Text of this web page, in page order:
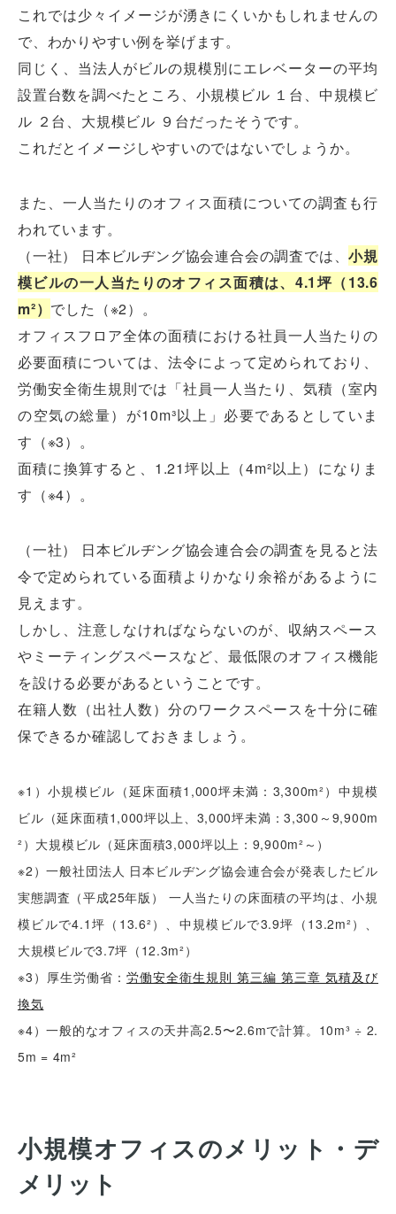
これでは少々イメージが湧きにくいかもしれませんの
で、わかりやすい例を挙げます。
同じく、当法人がビルの規模別にエレベーターの平均
設置台数を調べたところ、小規模ビル １台、中規模ビ
ル ２台、大規模ビル ９台だったそうです。
これだとイメージしやすいのではないでしょうか。
また、一人当たりのオフィス面積についての調査も行
われています。
（一社） 日本ビルヂング協会連合会の調査では、小規
模ビルの一人当たりのオフィス面積は、4.1坪（13.6
m²） でした（※2）。
オフィスフロア全体の面積における社員一人当たりの
必要面積については、法令によって定められており、
労働安全衛生規則では「社員一人当たり、気積（室内
の空気の総量）が10m³以上」必要であるとしていま
す（※3）。
面積に換算すると、1.21坪以上（4m²以上）になりま
す（※4）。
（一社） 日本ビルヂング協会連合会の調査を見ると法
令で定められている面積よりかなり余裕があるように
見えます。
しかし、注意しなければならないのが、収納スペース
やミーティングスペースなど、最低限のオフィス機能
を設ける必要があるということです。
在籍人数（出社人数）分のワークスペースを十分に確
保できるか確認しておきましょう。
※1）小規模ビル（延床面積1,000坪未満：3,300m²）中規模
ビル（延床面積1,000坪以上、3,000坪未満：3,300～9,900m
²）大規模ビル（延床面積3,000坪以上：9,900m²～）
※2）一般社団法人 日本ビルヂング協会連合会が発表したビル
実態調査（平成25年版） 一人当たりの床面積の平均は、小規
模ビルで4.1坪（13.6²）、中規模ビルで3.9坪（13.2m²）、
大規模ビルで3.7坪（12.3m²）
※3）厚生労働省：労働安全衛生規則 第三編 第三章 気積及び
換気
※4）一般的なオフィスの天井高2.5〜2.6mで計算。10m³ ÷ 2.
5m = 4m²
小規模オフィスのメリット・デ
メリット